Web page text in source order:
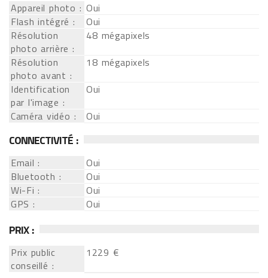
Appareil photo : Oui
Flash intégré :
Oui
Résolution
photo arrière :
48 mégapixels
Résolution
photo avant :
18 mégapixels
Identification
par l'image :
Oui
Caméra vidéo :
Oui
CONNECTIVITÉ :
Email :
Oui
Bluetooth :
Oui
Wi-Fi :
Oui
GPS :
Oui
PRIX :
Prix public
conseillé :
1229 €